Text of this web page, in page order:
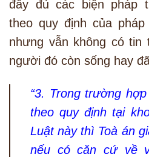
đầy đủ các biện pháp
theo quy định của
nhưng vẫn không có
người đó còn sống hay
“3. Trong trường
theo quy định tại
Luật này thì Toà án
nếu có căn cứ về